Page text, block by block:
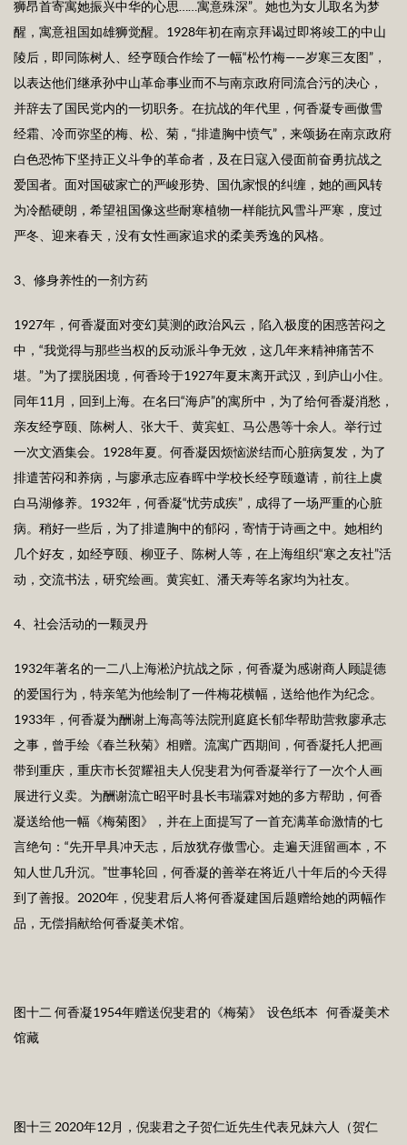
狮昂首寄寓她振兴中华的心思……寓意殊深”。她也为女儿取名为梦
醒，寓意祖国如雄狮觉醒。1928年初在南京拜谒过即将竣工的中山
陵后，即同陈树人、经亨颐合作绘了一幅“松竹梅——岁寒三友图”，
以表达他们继承孙中山革命事业而不与南京政府同流合污的决心，
并辞去了国民党内的一切职务。在抗战的年代里，何香凝专画傲雪
经霜、冷而弥坚的梅、松、菊，“排遣胸中愤气”，来颂扬在南京政府
白色恐怖下坚持正义斗争的革命者，及在日寇入侵面前奋勇抗战之
爱国者。面对国破家亡的严峻形势、国仇家恨的纠缠，她的画风转
为冷酷硬朗，希望祖国像这些耐寒植物一样能抗风雪斗严寒，度过
严冬、迎来春天，没有女性画家追求的柔美秀逸的风格。
3、修身养性的一剂方药
1927年，何香凝面对变幻莫测的政治风云，陷入极度的困惑苦闷之
中，“我觉得与那些当权的反动派斗争无效，这几年来精神痛苦不
堪。”为了摆脱困境，何香玲于1927年夏末离开武汉，到庐山小住。
同年11月，回到上海。在名曰“海庐”的寓所中，为了给何香凝消愁，
亲友经亨颐、陈树人、张大千、黄宾虹、马公愚等十余人。举行过
一次文酒集会。1928年夏。何香凝因烦恼淤结而心脏病复发，为了
排遣苦闷和养病，与廖承志应春晖中学校长经亨颐邀请，前往上虞
白马湖修养。1932年，何香凝“忧劳成疾”，成得了一场严重的心脏
病。稍好一些后，为了排遣胸中的郁闷，寄情于诗画之中。她相约
几个好友，如经亨颐、柳亚子、陈树人等，在上海组织“寒之友社”活
动，交流书法，研究绘画。黄宾虹、潘天寿等名家均为社友。
4、社会活动的一颗灵丹
1932年著名的一二八上海淞沪抗战之际，何香凝为感谢商人顾諟德
的爱国行为，特亲笔为他绘制了一件梅花横幅，送给他作为纪念。
1933年，何香凝为酬谢上海高等法院刑庭庭长郁华帮助营救廖承志
之事，曾手绘《春兰秋菊》相赠。流寓广西期间，何香凝托人把画
带到重庆，重庆市长贺耀祖夫人倪斐君为何香凝举行了一次个人画
展进行义卖。为酬谢流亡昭平时县长韦瑞霖对她的多方帮助，何香
凝送给他一幅《梅菊图》，并在上面提写了一首充满革命激情的七
言绝句：“先开早具冲天志，后放犹存傲雪心。走遍天涯留画本，不
知人世几升沉。”世事轮回，何香凝的善举在将近八十年后的今天得
到了善报。2020年，倪斐君后人将何香凝建国后题赠给她的两幅作
品，无偿捐献给何香凝美术馆。
图十二 何香凝1954年赠送倪斐君的《梅菊》 设色纸本 何香凝美术
馆藏
图十三 2020年12月，倪裴君之子贺仁近先生代表兄妹六人（贺仁